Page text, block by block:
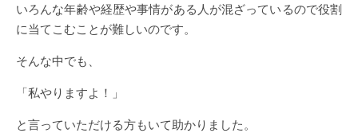
いろんな年齢や経歴や事情がある人が混ざっているので役割
に当てこむことが難しいのです。
そんな中でも、
「私やりますよ！」
と言っていただける方もいて助かりました。